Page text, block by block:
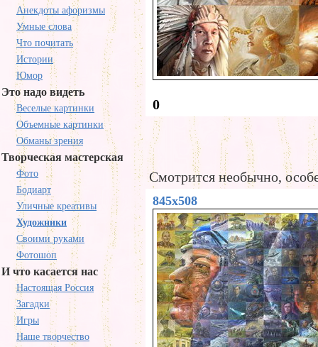
Анекдоты афоризмы
Умные слова
Что почитать
Истории
Юмор
Это надо видеть
Веселые картинки
Объемные картинки
Обманы зрения
Творческая мастерская
Фото
Бодиарт
Уличные креативы
Художники
Своими руками
Фотошоп
И что касается нас
Настоящая Россия
Загадки
Игры
Наше творчество
0
Смотрится необычно,
845x508